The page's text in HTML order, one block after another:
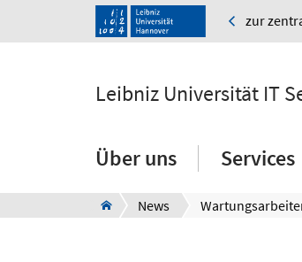
zur
Leibniz Universität IT
Über uns Services
News